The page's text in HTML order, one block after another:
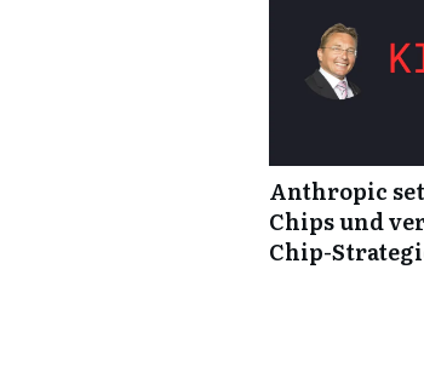
Anthropic
Chips und
Chip-